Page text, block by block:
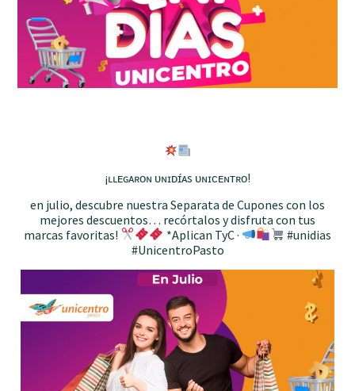
¡ʟʟᴇɢᴀʀᴏɴ ᴜɴɪᴅɪ́ᴀs ᴜɴɪᴄᴇɴᴛʀᴏ!
en julio, descubre nuestra Separata de Cupones con los
mejores descuentos… recórtalos y disfruta con tus
marcas favoritas!
*Aplican TyC ·
#unidias
#UnicentroPasto